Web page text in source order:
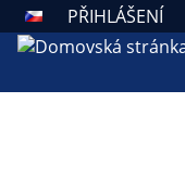
PŘIHLÁŠENÍ